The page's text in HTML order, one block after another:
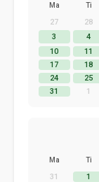
Ma Ti
27 28
3
4
10
11
17
18
24
25
31
1
Ma Ti
31 1